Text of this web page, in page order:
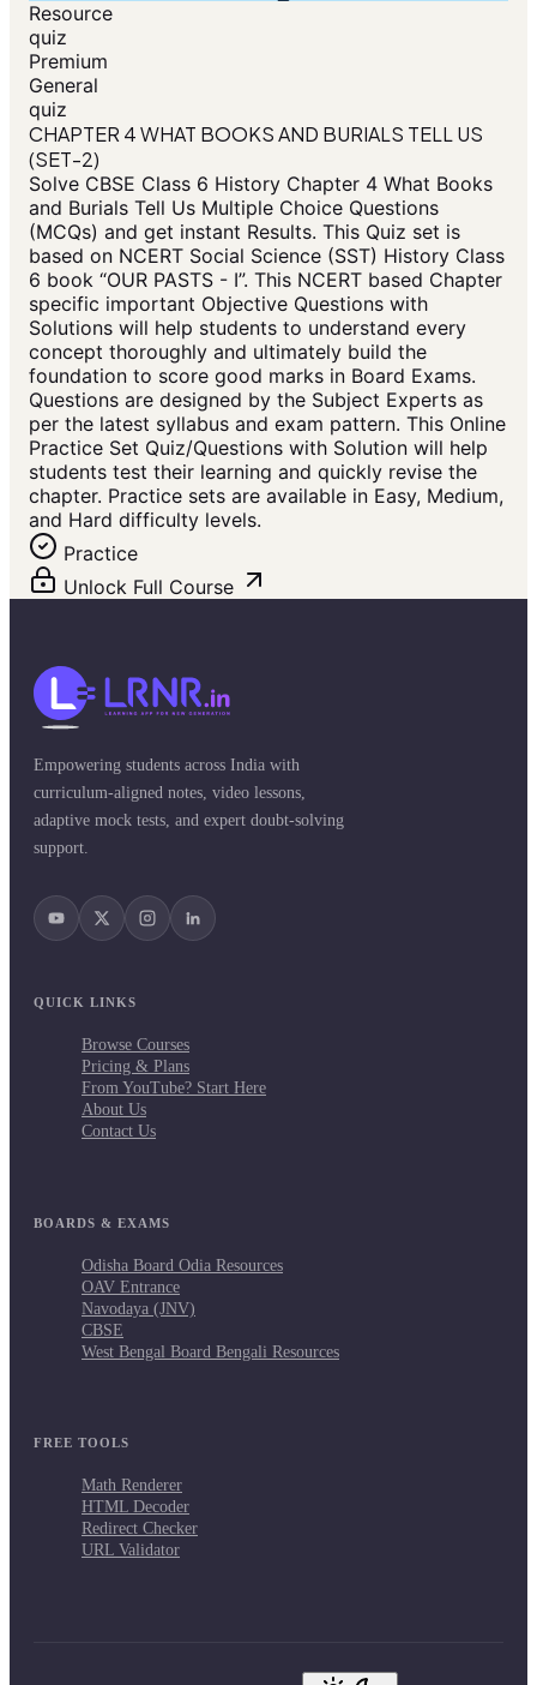
Resource
quiz
Premium
General
quiz
CHAPTER 4 WHAT BOOKS AND BURIALS TELL US
(SET-2)
Solve CBSE Class 6 History Chapter 4 What Books
and Burials Tell Us Multiple Choice Questions
(MCQs) and get instant Results. This Quiz set is
based on NCERT Social Science (SST) History Class
6 book “OUR PASTS - I”. This NCERT based Chapter
specific important Objective Questions with
Solutions will help students to understand every
concept thoroughly and ultimately build the
foundation to score good marks in Board Exams.
Questions are designed by the Subject Experts as
per the latest syllabus and exam pattern. This Online
Practice Set Quiz/Questions with Solution will help
students test their learning and quickly revise the
chapter. Practice sets are available in Easy, Medium,
and Hard difficulty levels.
Practice
Unlock Full Course
Empowering students across India with
curriculum-aligned notes, video lessons,
adaptive mock tests, and expert doubt-solving
support.
QUICK LINKS
Browse Courses
Pricing & Plans
From YouTube? Start Here
About Us
Contact Us
BOARDS & EXAMS
Odisha Board Odia Resources
OAV Entrance
Navodaya (JNV)
CBSE
West Bengal Board Bengali Resources
FREE TOOLS
Math Renderer
HTML Decoder
Redirect Checker
URL Validator